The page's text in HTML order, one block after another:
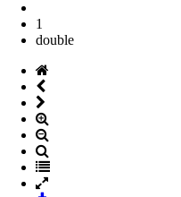
1
double